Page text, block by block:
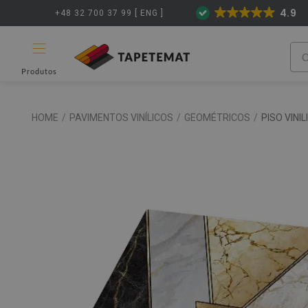
+48 32 700 37 99 [ ENG ] 4.9
Produtos
HOME / PAVIMENTOS VINÍLICOS / GEOMÉTRICOS / PISO